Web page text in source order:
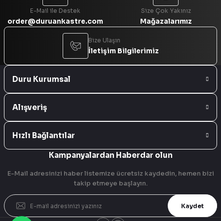
E-Mail ile Destek
order@duruankastre.com
Size Çok Yakınız
Mağazalarımız
Bize Ulaşın
İletişim Bilgilerimiz
Duru Kurumsal
Alışveriş
Hızlı Bağlantılar
Kampanyalardan Haberdar olun
E-Mail adresinizi haber listemize ücretsiz kaydedin, hemen bizi
takip etmeye başlayın.
Kaydet